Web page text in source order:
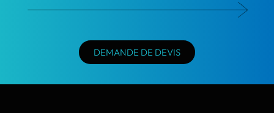
DEMANDE DE DEVIS